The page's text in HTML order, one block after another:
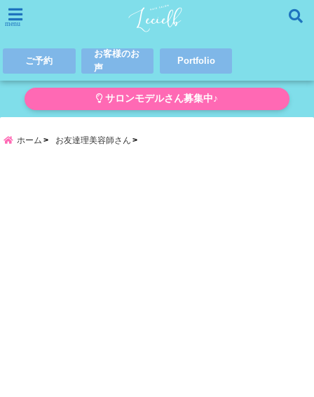
menu
ご予約
お客様のお
声
Portfolio
サロンモデルさん募集中♪
ホーム お友達理美容師さん